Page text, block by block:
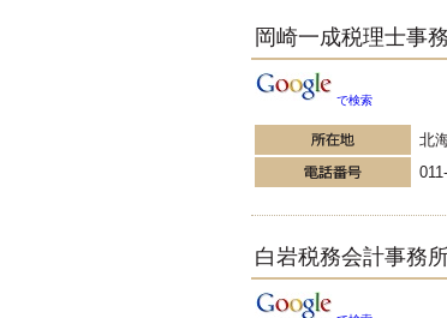
岡崎一成税理士事
で検索
北
白岩税務会計事務